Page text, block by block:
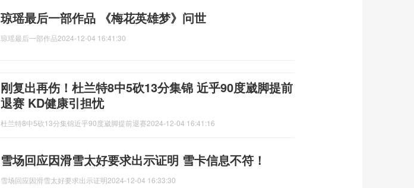
琼瑶最后一部作品 《梅花英雄梦》问世
琼瑶最后一部作品2024-12-04 16:41:30
刚复出再伤！杜兰特8中5砍13分集锦 近乎90度崴脚提前
退赛 KD健康引担忧
杜兰特8中5砍13分集锦近乎90度崴脚提前退赛2024-12-04 16:41:16
雪场回应因滑雪太好要求出示证明 雪卡信息不符！
雪场回应因滑雪太好要求出示证明2024-12-04 16:33:30